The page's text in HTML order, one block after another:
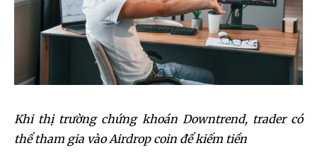
Khi thị trường chứng khoán Downtrend, trader có
thể tham gia vào Airdrop coin để kiếm tiền